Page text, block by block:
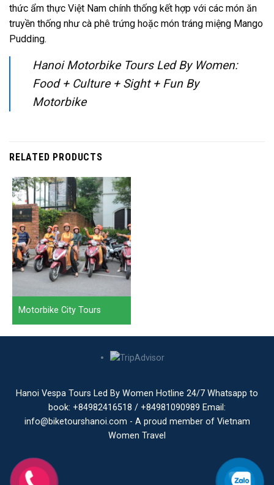
thức ẩm thực Việt Nam chính thống kết hợp với các món ăn
truyền thống như cà phê trứng hoặc món tráng miệng Mango
Pudding.
Hanoi Motorbike Tours Led By Women:
Food + Culture + Sight + Fun By
Motorbike
RELATED PRODUCTS
Motorbike City Tours
Hanoi Vespa Tours Led By Women Hotline 24/7 Whatsapp to
book: +84982416518 / +84981090989 Email:
info@biketourshanoi.com - A proud member of Vietnam
Women Travel